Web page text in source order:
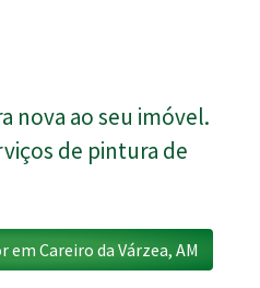
nova ao seu imóvel.
de pintura de
Careiro da Várzea, AM